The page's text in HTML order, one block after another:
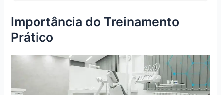
Importância do Treinamento
Prático